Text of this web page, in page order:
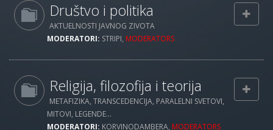
Društvo i politika
AKTUELNOSTI JAVNOG ZIVOTA
MODERATORI: STRIPI, MODERATORS
Religija, filozofija i teorija
METAFIZIKA, TRANSCEDENCIJA, PARALELNI SVETOVI,
MITOVI, LEGENDE...
MODERATORI: KORVINODAMBERA, MODERATORS